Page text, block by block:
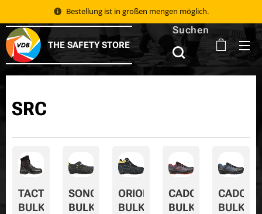
Bestellung ist in großen mengen möglich.
THE SAFETY STORE
Suchen
SRC
TACTIC
BULK
SONORA
BULK
ORION
BULK
CADOR
BULK
CADOR-
BULK-